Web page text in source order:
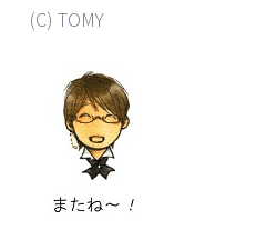
(C) TOMY